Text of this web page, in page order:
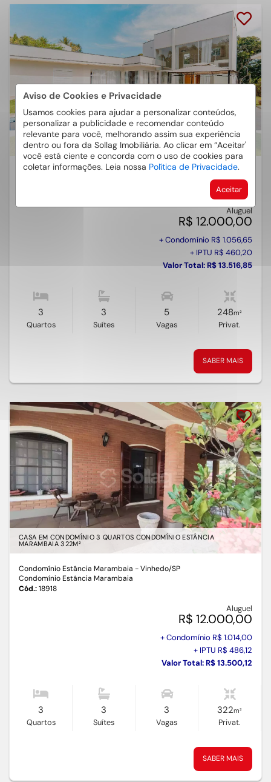
Aviso de Cookies e Privacidade
Usamos cookies para ajudar a personalizar conteúdos,
personalizar a publicidade e recomendar conteúdo
relevante para você, melhorando assim sua experiência
dentro ou fora da Sollag Imobiliária. Ao clicar em “Aceitar'
você está ciente e concorda com o uso de cookies para
coletar informações. Leia nossa Política de Privacidade.
Aceitar
CASA EM CONDOMÍNIO 3 QUARTOS CONDOMÍNIO ESTÂNCIA
MARAMBAIA 248M²
Condomínio Estância Marambaia - Vinhedo/SP
Aluguel
R$ 12.000,00
+ Condomínio R$ 1.056,65
+ IPTU R$ 460,20
Valor Total: R$ 13.516,85
3
Quartos
3
Suítes
5
Vagas
248m²
Privat.
SABER MAIS
CASA EM CONDOMÍNIO 3 QUARTOS CONDOMÍNIO ESTÂNCIA
MARAMBAIA 322M²
Condomínio Estância Marambaia - Vinhedo/SP
Condomínio Estância Marambaia
Cód.:18918
Aluguel
R$ 12.000,00
+ Condomínio R$ 1.014,00
+ IPTU R$ 486,12
Valor Total: R$ 13.500,12
3
Quartos
3
Suítes
3
Vagas
322m²
Privat.
SABER MAIS